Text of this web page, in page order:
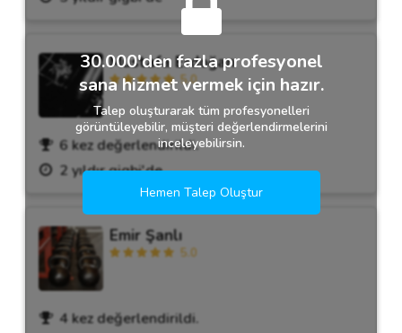
Mustafa Erdoğan
5.0
6 kez değerlendirildi.
2 yıldır gigbi'de
Emir Şanlı
5.0
4 kez değerlendirildi.
30.000'den fazla profesyonel
sana hizmet vermek için hazır.
Talep oluşturarak tüm profesyonelleri
görüntüleyebilir, müşteri değerlendirmelerini
inceleyebilirsin.
Hemen Talep Oluştur